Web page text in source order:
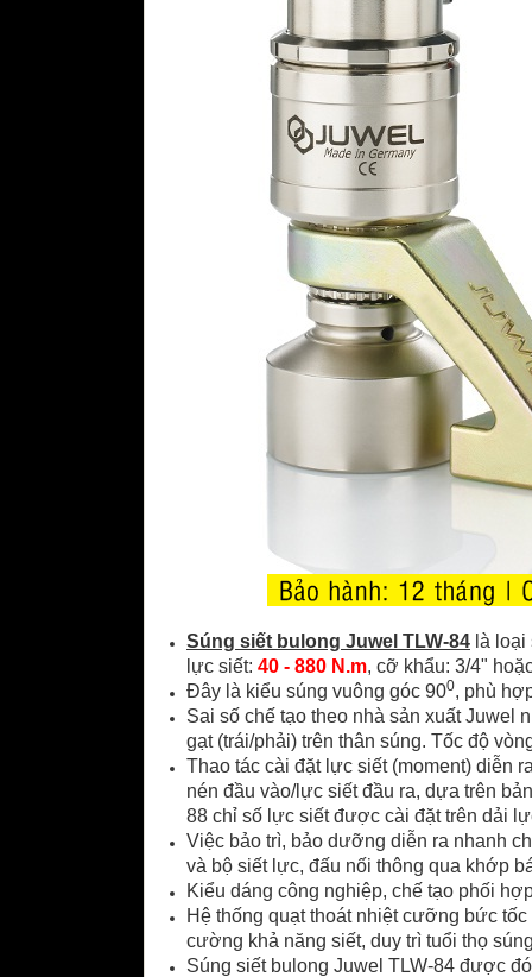
Súng siết bulong Juwel TLW-84 là
lực siết: 40 - 880 N.m, cỡ khẩu: 3/4"
Đây là kiểu súng vuông góc 900, phù
Sai số chế tạo theo nhà sản xuất Juwel
gạt (trái/phải) trên thân súng. Tốc độ
Thao tác cài đặt lực siết (moment) diễn
nén đầu vào/lực siết đầu ra, dựa trên
88 chỉ số lực siết được cài đặt trên dải
Việc bảo trì, bảo dưỡng diễn ra nhanh
và bộ siết lực, đấu nối thông qua khớp
Kiểu dáng công nghiệp, chế tạo phối
Hệ thống quạt thoát nhiệt cưỡng bức
cường khả năng siết, duy trì tuổi thọ
Súng siết bulong Juwel TLW-84 được